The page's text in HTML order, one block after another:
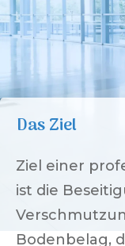
Das Ziel
Ziel einer
ist die
Bodenbelag,